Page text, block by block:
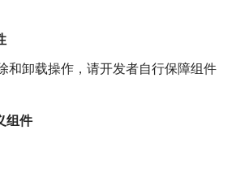
和卸载操作，请开发者自行保障组件
组件